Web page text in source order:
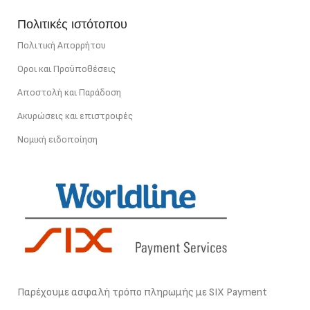
Πολιτικές ιστότοπου
Πολιτική Απορρήτου
Οροι και Προϋποθέσεις
Αποστολή και Παράδοση
Ακυρώσεις και επιστροφές
Νομική ειδοποίηση
Παρέχουμε ασφαλή τρόπο πληρωμής με SIX Payment